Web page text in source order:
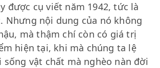
được cụ viết năm 1942, tức là
Nhưng nội dung của nó không
mà thậm chí còn có giá trị
hiện tại, khi mà chúng ta lệ
sống vật chất mà nghèo nàn đời